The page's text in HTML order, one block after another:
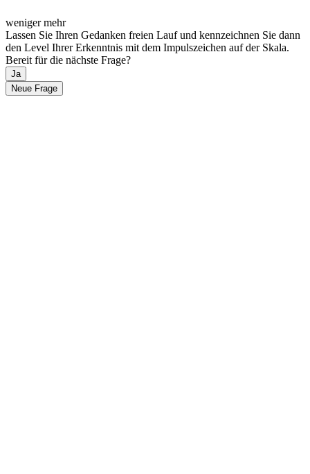
weniger mehr
Lassen Sie Ihren Gedanken freien Lauf und kennzeichnen Sie dann
den Level Ihrer Erkenntnis mit dem Impulszeichen auf der Skala.
Bereit für die nächste Frage?
Ja
Neue Frage